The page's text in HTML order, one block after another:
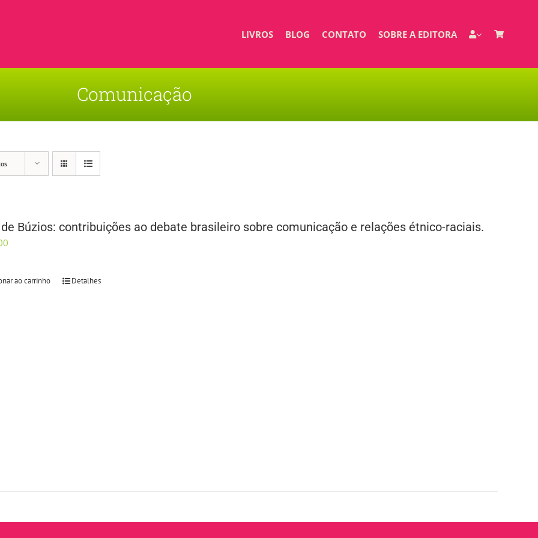
LIVROS BLOG CONTATO SOBRE A EDITORA
Comunicação
de Búzios: contribuições ao debate brasileiro sobre comunicação e relações étnico-raciais.
ao carrinho Detalhes